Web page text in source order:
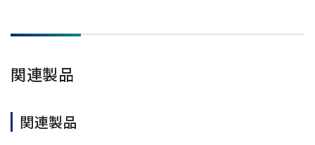
関連製品
関連製品